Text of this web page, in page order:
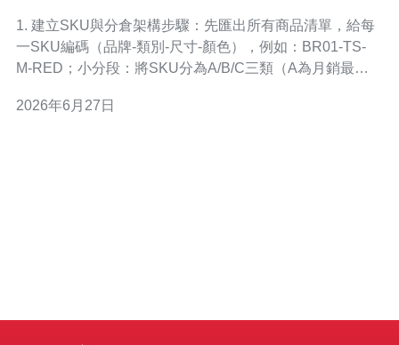
1. 建立SKU與分倉架構步驟：先匯出所有商品清單，給每
一SKU編碼（品牌-類別-尺寸-顏色），例如：BR01-TS-
M-RED；小分段：將SKU分為A/B/C三類（A為月銷最高
貨、分倉放B/C或採直寄方式。 2. 需求預測與補貨點設定
2026年6月27日